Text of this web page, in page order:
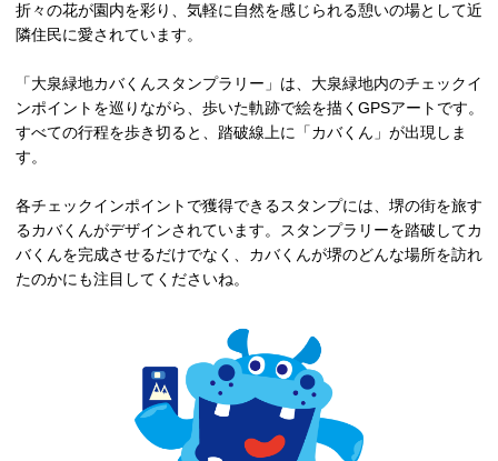
折々の花が園内を彩り、気軽に自然を感じられる憩いの場として近
隣住民に愛されています。
「大泉緑地カバくんスタンプラリー」は、大泉緑地内のチェックイ
ンポイントを巡りながら、歩いた軌跡で絵を描くGPSアートです。
すべての行程を歩き切ると、踏破線上に「カバくん」が出現しま
す。
各チェックインポイントで獲得できるスタンプには、堺の街を旅す
るカバくんがデザインされています。スタンプラリーを踏破してカ
バくんを完成させるだけでなく、カバくんが堺のどんな場所を訪れ
たのかにも注目してくださいね。